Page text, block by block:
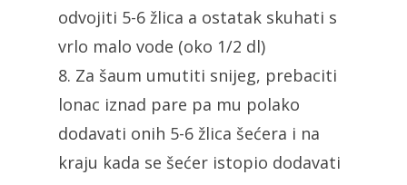
odvojiti 5-6 žlica a ostatak skuhati s
vrlo malo vode (oko 1/2 dl)
8. Za šaum umutiti snijeg, prebaciti
lonac iznad pare pa mu polako
dodavati onih 5-6 žlica šećera i na
kraju kada se šećer istopio dodavati